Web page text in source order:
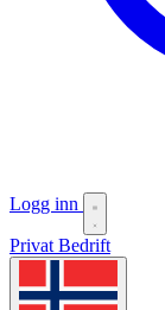
Logg inn
Privat Bedrift